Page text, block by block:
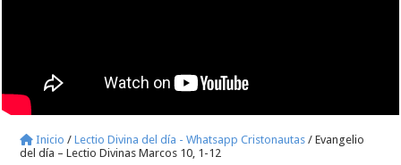
Inicio / Lectio Divina del día - Whatsapp Cristonautas / Evangelio
del día – Lectio Divinas Marcos 10, 1-12